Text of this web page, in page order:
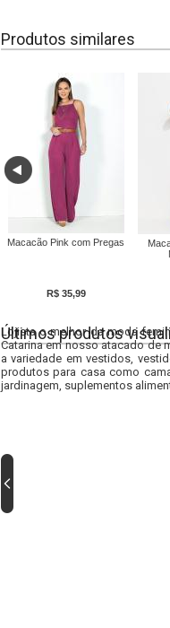
Produtos similares
Macacão Pink com Pregas
R$ 35,99
Últimos produtos
Lojista o melhor da moda
Catarina em nosso atacado de
a variedade em vestidos,
produtos para casa como
jardinagem, suplementos